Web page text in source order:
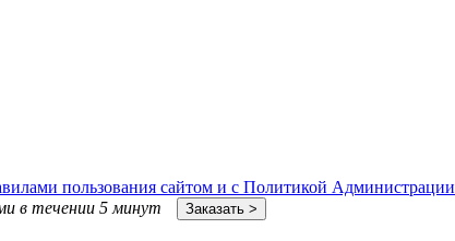
пользования сайтом и с Политикой Администрации
в течении 5 минут